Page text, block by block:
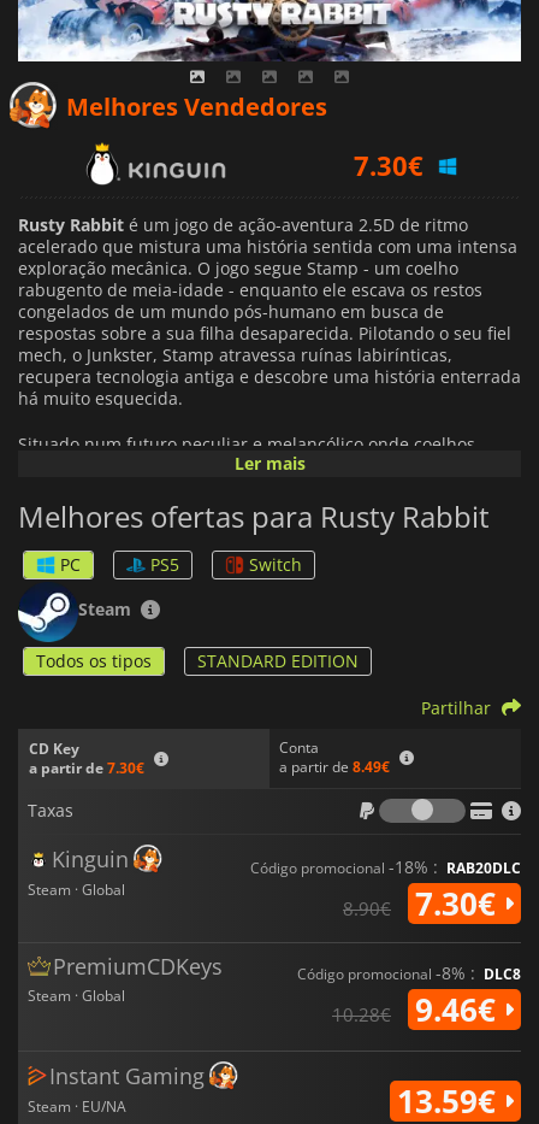
Melhores Vendedores
13.59€
9.46€
Rusty Rabbit é um jogo de ação-aventura 2.5D de ritmo
acelerado que mistura uma história sentida com uma intensa
exploração mecânica. O jogo segue Stamp - um coelho
rabugento de meia-idade - enquanto ele escava os restos
congelados de um mundo pós-humano em busca de
respostas sobre a sua filha desaparecida. Pilotando o seu fiel
mech, o Junkster, Stamp atravessa ruínas labirínticas,
recupera tecnologia antiga e descobre uma história enterrada
há muito esquecida.
Situado num futuro peculiar e melancólico onde coelhos
evoluídos idolatram relíquias humanas,
ao estilo RPG. Os jogadores podem melhorar o seu mech com
armas e engenhocas poderosas, navegando em masmorras
artesanais e geradas processualmente. Com visuais
impressionantes, alimentados pelo Unreal Engine, e
personagens com voz,
única, encantadora e emocionante, envolta num toque retro-
futurista.
Ler mais
Melhores ofertas para Rusty Rabbit
PC PS5
Switch
Steam
Todos os tipos STANDARD EDITION
CD Key
a partir de7.30€
Conta
a partir de 8.49€
Partilhar
Taxas
Taxas
Kinguin
Steam · Global
Código promocional -18% : RAB20DLC
8.90€ 7.30€
PremiumCDKeys
Steam · Global
Código promocional -8% : DLC8
10.28€ 9.46€
Instant Gaming
Steam · EU/NA 13.59€